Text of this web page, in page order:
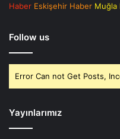
Haber Eskişehir Haber Muğla
Follow us
Error Can not Get Posts,
Yayınlarımız